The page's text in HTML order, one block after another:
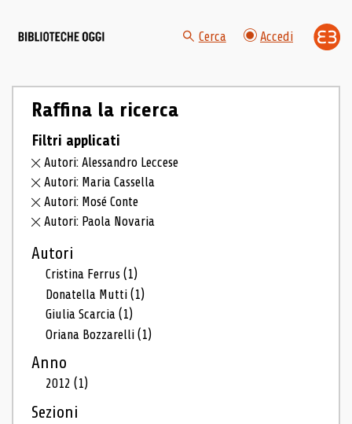
Cerca Accedi
Raffina la ricerca
Filtri applicati
Autori: Alessandro Leccese
Autori: Maria Cassella
Autori: Mosé Conte
Autori: Paola Novaria
Autori
Cristina Ferrus(1)
Donatella Mutti(1)
Giulia Scarcia(1)
Oriana Bozzarelli(1)
Anno
2012(1)
Sezioni